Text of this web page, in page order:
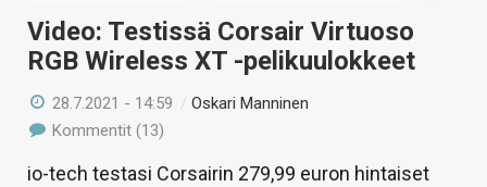
Video: Testissä Corsair Virtuoso
RGB Wireless XT -pelikuulokkeet
28.7.2021 - 14:59 /Oskari Manninen
Kommentit (13)
io-tech testasi Corsairin 279,99 euron hintaiset